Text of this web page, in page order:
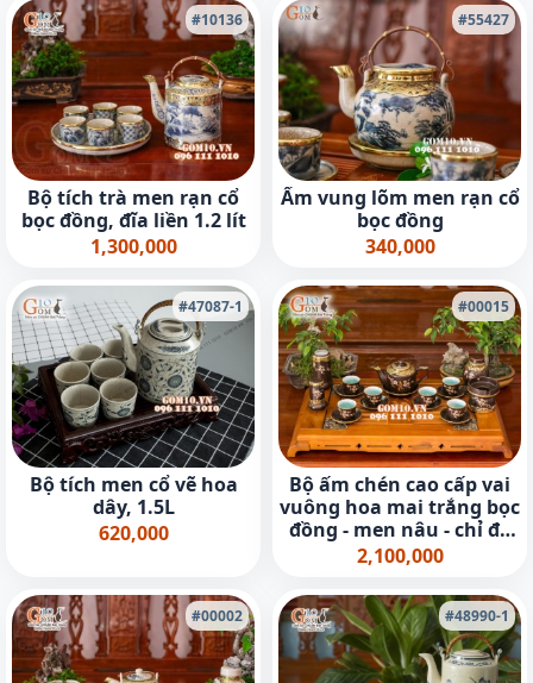
#10136
Bộ tích trà men rạn cổ
bọc đồng, đĩa liền 1.2 lít
1,300,000
#55427
Ấm vung lõm men rạn cổ
bọc đồng
340,000
#47087-1
Bộ tích men cổ vẽ hoa
dây, 1.5L
620,000
#00015
Bộ ấm chén cao cấp vai
vuông hoa mai trắng bọc
đồng - men nâu - chỉ đỏ
và đầy đủ phụ kiện
2,100,000
#00002 #48990-1